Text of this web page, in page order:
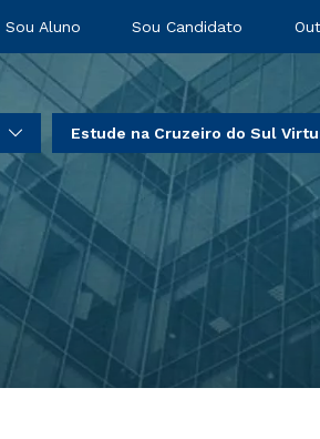
Sou Aluno Sou Candidato
Estude na Cruzeiro do Sul